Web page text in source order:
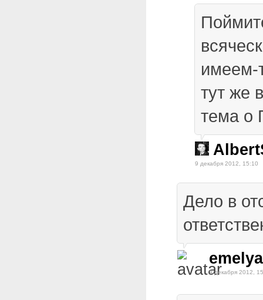
имеем-
тут же
тема о
9 декабря 2012, 15:10
Дело в
emelya
9 декабря 2012,